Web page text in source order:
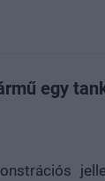
egy